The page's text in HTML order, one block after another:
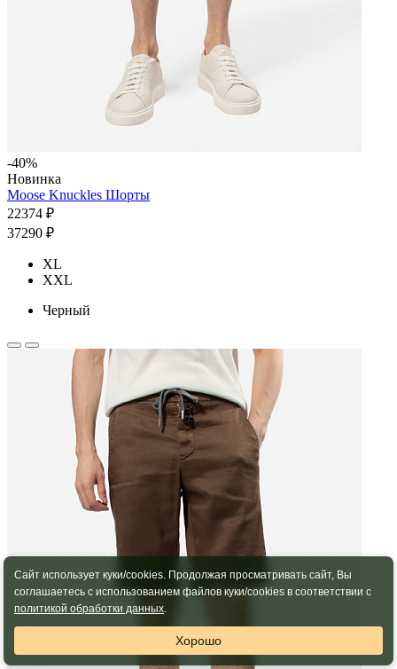
-40%
Новинка
Moose Knuckles Шорты
22374 ₽
37290 ₽
XL
XXL
Черный
Сайт использует куки/cookies. Продолжая просматривать сайт, Вы
соглашаетесь с использованием файлов куки/cookies в соответствии с
политикой обработки данных.
Хорошо